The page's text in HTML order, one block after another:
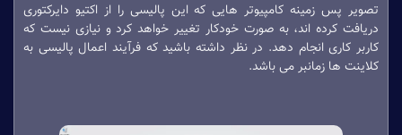
تصویر پس زمینه کامپیوتر هایی که این پالیسی را از اکتیو دایرکتوری
دریافت کرده اند، به صورت خودکار تغییر خواهد کرد و نیازی نیست که
کاربر کاری انجام دهد. در نظر داشته باشید که فرآیند اعمال پالیسی به
کلاینت ها زمانبر می باشد.